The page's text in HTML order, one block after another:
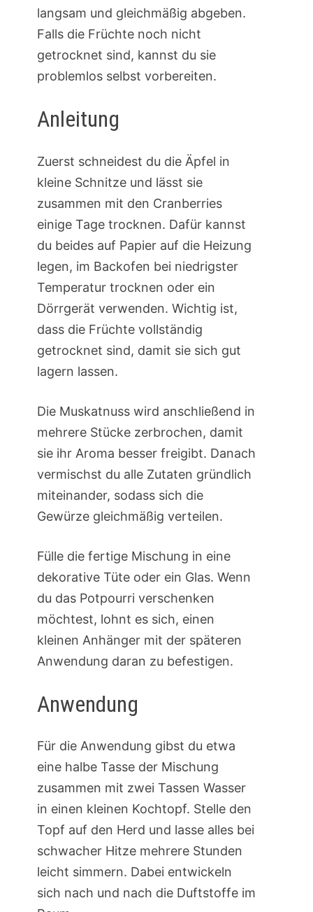
langsam und gleichmäßig abgeben.
Falls die Früchte noch nicht
getrocknet sind, kannst du sie
problemlos selbst vorbereiten.
Anleitung
Zuerst schneidest du die Äpfel in
kleine Schnitze und lässt sie
zusammen mit den Cranberries
einige Tage trocknen. Dafür kannst
du beides auf Papier auf die Heizung
legen, im Backofen bei niedrigster
Temperatur trocknen oder ein
Dörrgerät verwenden. Wichtig ist,
dass die Früchte vollständig
getrocknet sind, damit sie sich gut
lagern lassen.
Die Muskatnuss wird anschließend in
mehrere Stücke zerbrochen, damit
sie ihr Aroma besser freigibt. Danach
vermischst du alle Zutaten gründlich
miteinander, sodass sich die
Gewürze gleichmäßig verteilen.
Fülle die fertige Mischung in eine
dekorative Tüte oder ein Glas. Wenn
du das Potpourri verschenken
möchtest, lohnt es sich, einen
kleinen Anhänger mit der späteren
Anwendung daran zu befestigen.
Anwendung
Für die Anwendung gibst du etwa
eine halbe Tasse der Mischung
zusammen mit zwei Tassen Wasser
in einen kleinen Kochtopf. Stelle den
Topf auf den Herd und lasse alles bei
schwacher Hitze mehrere Stunden
leicht simmern. Dabei entwickeln
sich nach und nach die Duftstoffe im